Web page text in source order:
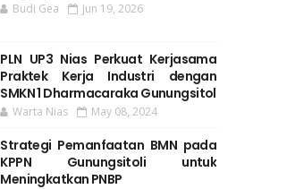
Budi Gea Jun 19, 2026
PLN UP3 Nias Perkuat Kerjasama
Praktek Kerja Industri dengan
SMKN 1 Dharmacaraka Gunungsitol
Warta Nias May 08, 2024
Strategi Pemanfaatan BMN pada
KPPN Gunungsitoli untuk
Meningkatkan PNBP